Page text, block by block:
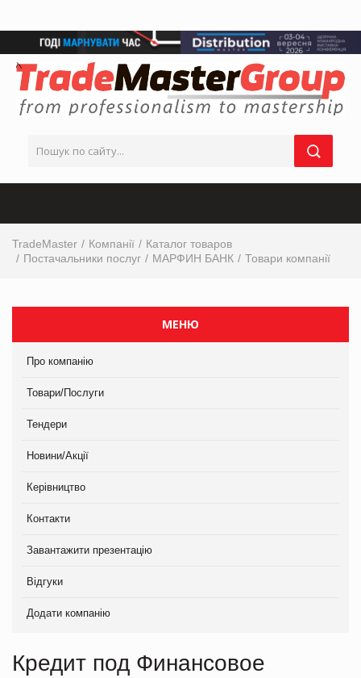
TradeMaster Компанії
Каталог товаров
Постачальники послуг
МАРФИН БАНК Товари компанії
МЕНЮ
Про компанію
Товари/Послуги
Тендери
Новини/Акції
Керівництво
Контакти
Завантажити презентацію
Відгуки
Додати компанію
Кредит под Финансовое